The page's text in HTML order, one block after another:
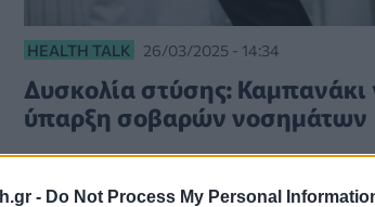
- Do Not Process My Personal
HEALTH TALK 26/03/2025 - 14:34
Δυσκολία στύσης: Καμπανάκι
ύπαρξη σοβαρών νοσημάτων